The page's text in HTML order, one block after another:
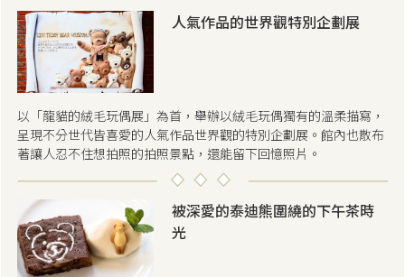
人氣作品的世界觀特別企劃展
以「龍貓的絨毛玩偶展」為首，舉辦以絨毛玩偶獨有的溫柔描寫，
呈現不分世代皆喜愛的人氣作品世界觀的特別企劃展。館內也散布
著讓人忍不住想拍照的拍照景點，還能留下回憶照片。
被深愛的泰迪熊圍繞的下午茶時
光